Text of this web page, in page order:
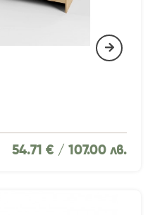
54.71 € / 107.00 лв.